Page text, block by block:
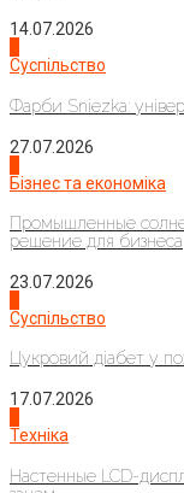
14.07.2026
Суспільство
Фарби Sniezka:
27.07.2026
Бізнес та економіка
Промышленные
решение для бизнеса
23.07.2026
Суспільство
Цукровий діабет у
17.07.2026
Техніка
Настенные LCD-